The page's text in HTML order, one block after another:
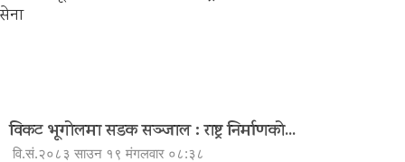
विकट भूगोलमा सडक सञ्जाल : राष्ट्र निर्माणको...
वि.सं.२०८३ साउन १९ मंगलवार ०८:३८